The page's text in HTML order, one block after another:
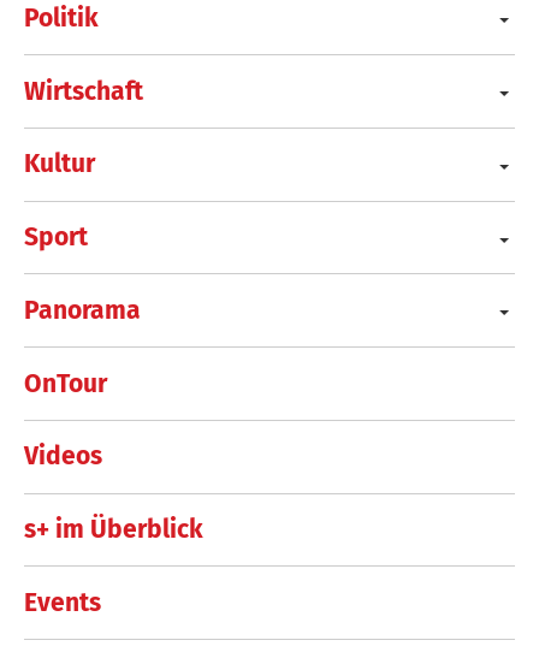
Politik
Wirtschaft
Kultur
Sport
Panorama
OnTour
Videos
s+ im Überblick
Events